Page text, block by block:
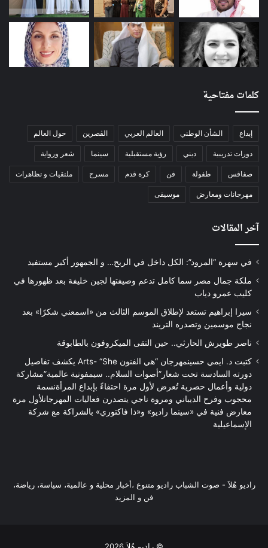
كلمات مفتاحية
إبداع الشأن الوطني العالم العربي الڨصرين حول العالم
دورات تدريبية ديني رؤية مستقبلية سينما شعر ورواية
صفاقس طفولة فن كرة قدم مسرح ملتقيات و تظاهرات
مهرجانات ومعارض موسيقى
آخر المقالات
في سهرة “المرود”: الكل داخل في الربح… و الجمهور أكبر مستفيد
ملكة جمال مصر سما كامل تدعم وصيفتها لجين خليفة بعد ظهورها في
كليب عمرو دياب
سيرا إبراهيم تستعد لإطلاق الموسم الثالث من «اسمعني شكرًا» بعد
نجاح موسمين وتصدره التريند
ناصر طويرش الحارثي.. حين التقى الميكروفون بالطابوقة
كتبت د. ايمي حسينمهرجان “هي الفنون Arts- “She يكشف تفاصيل
دورته السادسة تحت شعار”أصوات السلام.. سيمفونية عالمية”مشاركة
دولية وأعمال حصرية تُعرض لأول مرة احتفاءً بإبداع المرأةنسمة
محجوب وفرح الديباني ومروة ناجي يتصدرن فعاليات المهرجانلأول مرة
معارض فنية في «سينما راديو» و«ذا فاكتوري» بالشراكة مع شركة
الإسماعيلية
راديو هُلاَ‎ - صوت الشباب راديو متنوع ،أخبار محلية و عالمية، سياسة، رياضة،
فن و المزيد